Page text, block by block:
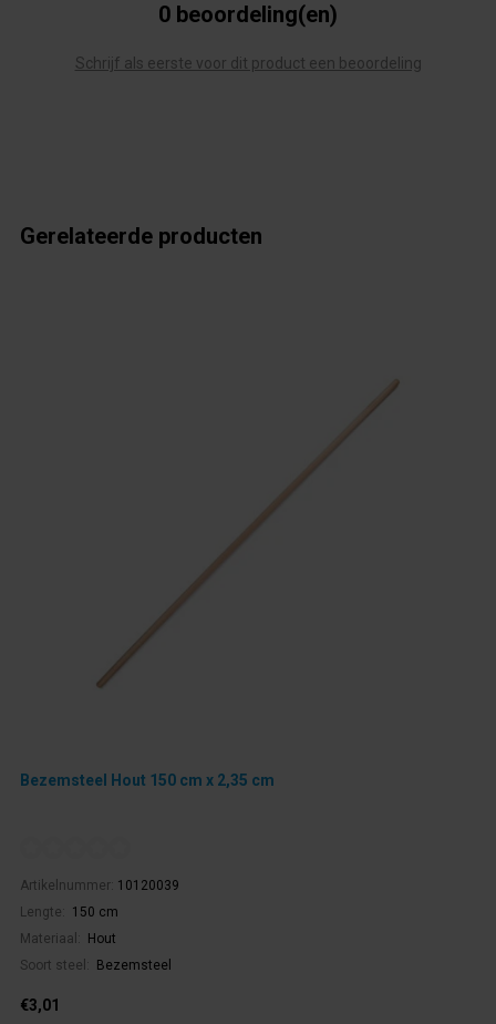
0 beoordeling(en)
Schrijf als eerste voor dit product een beoordeling
Gerelateerde producten
Bezemsteel Hout 150 cm x 2,35 cm
Artikelnummer: 10120039
Lengte:
150 cm
Materiaal:
Hout
Soort steel:
Bezemsteel
€3,01